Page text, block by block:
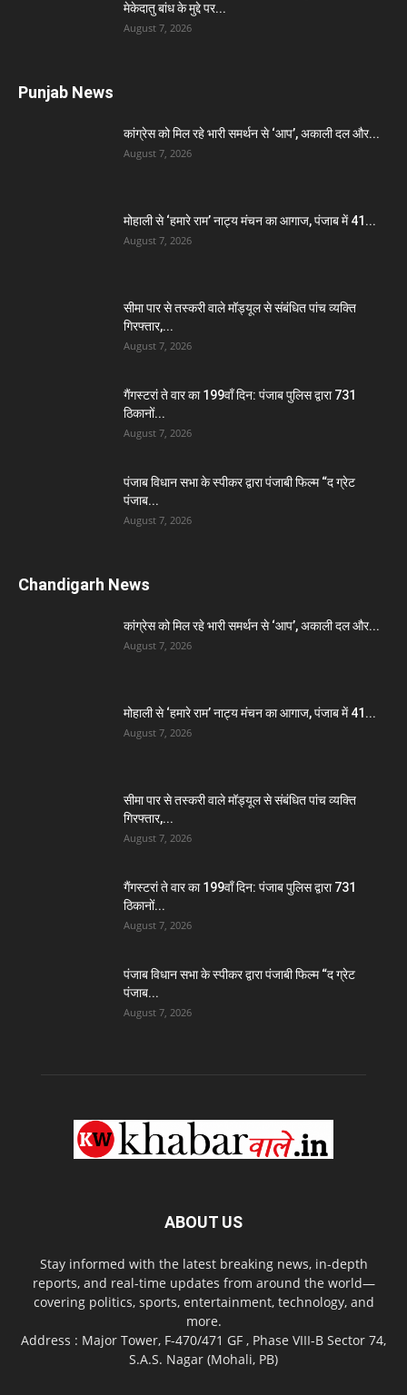
मेकेदातु बांध के मुद्दे पर...
August 7, 2026
Punjab News
कांग्रेस को मिल रहे भारी समर्थन से ‘आप’, अकाली दल और...
August 7, 2026
मोहाली से ‘हमारे राम’ नाट्य मंचन का आगाज, पंजाब में 41...
August 7, 2026
सीमा पार से तस्करी वाले मॉड्यूल से संबंधित पांच व्यक्ति
गिरफ्तार,...
August 7, 2026
गैंगस्टरां ते वार का 199वाँ दिन: पंजाब पुलिस द्वारा 731
ठिकानों...
August 7, 2026
पंजाब विधान सभा के स्पीकर द्वारा पंजाबी फिल्म “द ग्रेट
पंजाब...
August 7, 2026
Chandigarh News
कांग्रेस को मिल रहे भारी समर्थन से ‘आप’, अकाली दल और...
August 7, 2026
मोहाली से ‘हमारे राम’ नाट्य मंचन का आगाज, पंजाब में 41...
August 7, 2026
सीमा पार से तस्करी वाले मॉड्यूल से संबंधित पांच व्यक्ति
गिरफ्तार,...
August 7, 2026
गैंगस्टरां ते वार का 199वाँ दिन: पंजाब पुलिस द्वारा 731
ठिकानों...
August 7, 2026
पंजाब विधान सभा के स्पीकर द्वारा पंजाबी फिल्म “द ग्रेट
पंजाब...
August 7, 2026
ABOUT US
Stay informed with the latest breaking news, in-depth
reports, and real-time updates from around the world—
covering politics, sports, entertainment, technology, and
more.
Address : Major Tower, F-470/471 GF , Phase VIII-B Sector 74,
S.A.S. Nagar (Mohali, PB)